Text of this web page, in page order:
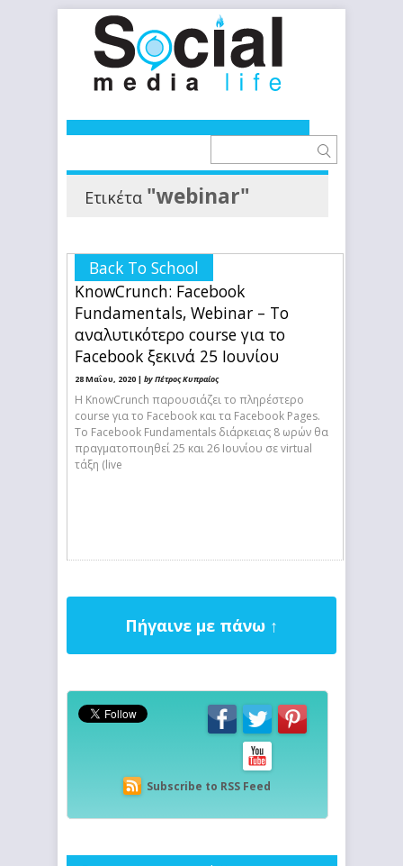
Ετικέτα "webinar"
Back To School
KnowCrunch: Facebook
Fundamentals, Webinar – Το
αναλυτικότερο course για το
Facebook ξεκινά 25 Ioυνίου
28 Μαΐου, 2020 | by Πέτρος Κυπραίος
Η KnowCrunch παρουσιάζει το πληρέστερο
course για το Facebook και τα Facebook Pages.
Το Facebook Fundamentals διάρκειας 8 ωρών θα
πραγματοποιηθεί 25 και 26 Ιουνίου σε virtual
τάξη (live
Πήγαινε με πάνω ↑
Subscribe to RSS Feed